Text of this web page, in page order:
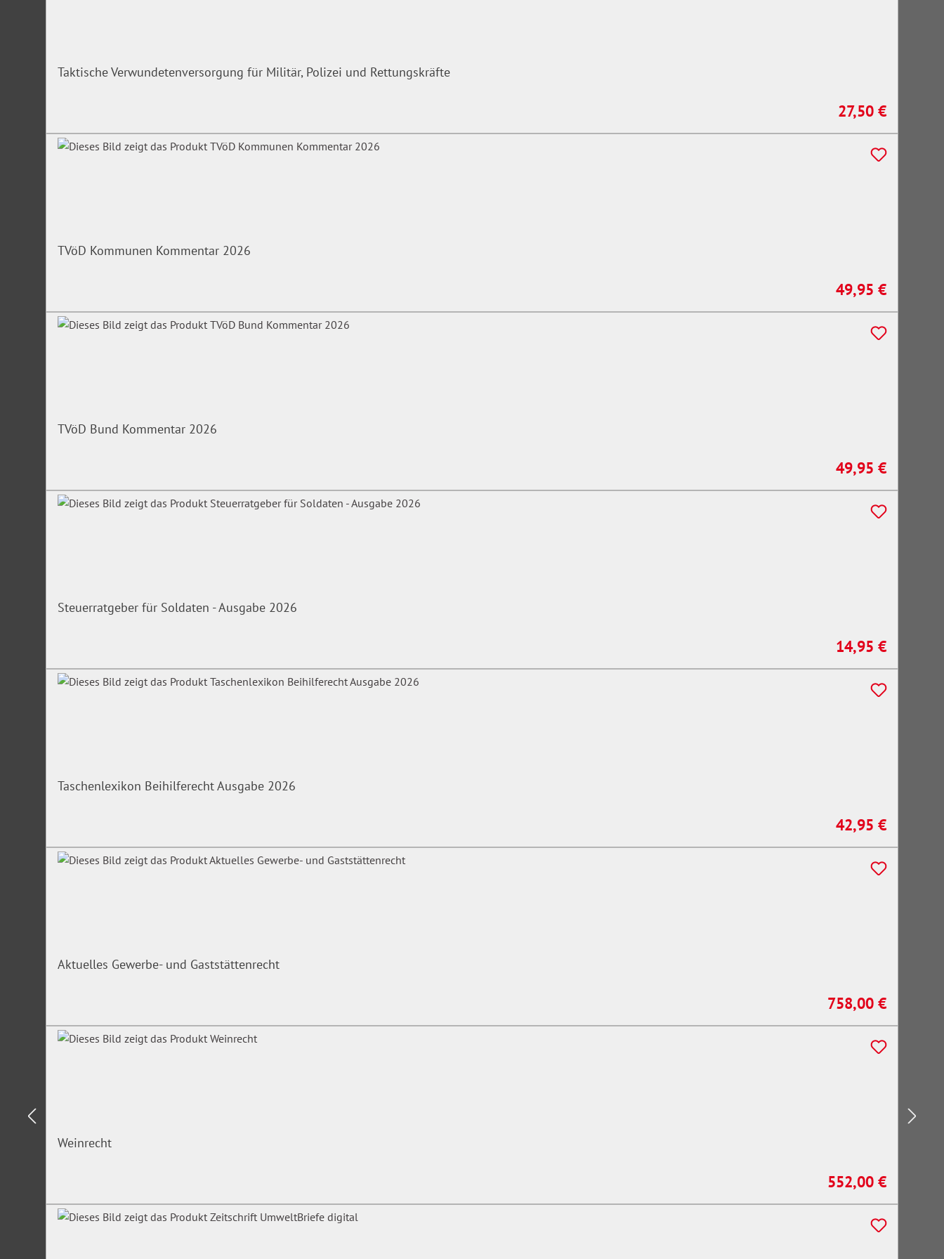
Irrtümer/Änderungen vorbehalten
Taktische Verwundetenversorgung für Militär, Polizei und Rettungskräfte
Regulärer Preis:
27,50 €
TVöD Kommunen Kommentar 2026
Regulärer Preis:
49,95 €
TVöD Bund Kommentar 2026
Regulärer Preis:
49,95 €
Steuerratgeber für Soldaten - Ausgabe 2026
Regulärer Preis:
14,95 €
Taschenlexikon Beihilferecht Ausgabe 2026
Regulärer Preis:
42,95 €
Aktuelles Gewerbe- und Gaststättenrecht
Regulärer Preis:
758,00 €
Weinrecht
Regulärer Preis:
552,00 €